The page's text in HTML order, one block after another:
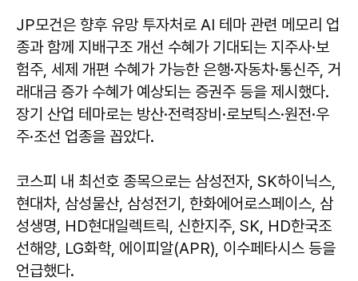
JP모건은 향후 유망 투자처로 AI 테마 관련 메모리 업
종과 함께 지배구조 개선 수혜가 기대되는 지주사·보
험주, 세제 개편 수혜가 가능한 은행·자동차·통신주, 거
래대금 증가 수혜가 예상되는 증권주 등을 제시했다.
장기 산업 테마로는 방산·전력장비·로보틱스·원전·우
주·조선 업종을 꼽았다.
코스피 내 최선호 종목으로는 삼성전자, SK하이닉스,
현대차, 삼성물산, 삼성전기, 한화에어로스페이스, 삼
성생명, HD현대일렉트릭, 신한지주, SK, HD한국조
선해양, LG화학, 에이피알(APR), 이수페타시스 등을
언급했다.